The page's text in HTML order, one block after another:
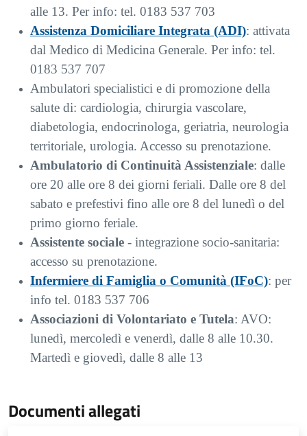
alle 13. Per info: tel. 0183 537 703
Assistenza Domiciliare Integrata (ADI): attivata
dal Medico di Medicina Generale. Per info: tel.
0183 537 707
Ambulatori specialistici e di promozione della
salute di: cardiologia, chirurgia vascolare,
diabetologia, endocrinologa, geriatria, neurologia
territoriale, urologia. Accesso su prenotazione.
Ambulatorio di Continuità Assistenziale: dalle
ore 20 alle ore 8 dei giorni feriali. Dalle ore 8 del
sabato e prefestivi fino alle ore 8 del lunedì o del
primo giorno feriale.
Assistente sociale - integrazione socio-sanitaria:
accesso su prenotazione.
Infermiere di Famiglia o Comunità (IFoC): per
info tel. 0183 537 706
Associazioni di Volontariato e Tutela: AVO:
lunedì, mercoledì e venerdì, dalle 8 alle 10.30.
Martedì e giovedì, dalle 8 alle 13
Documenti allegati